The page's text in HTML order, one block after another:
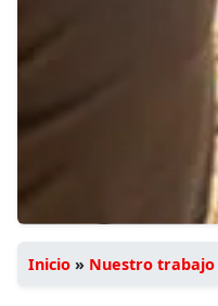
Inicio » Nuestro trabajo